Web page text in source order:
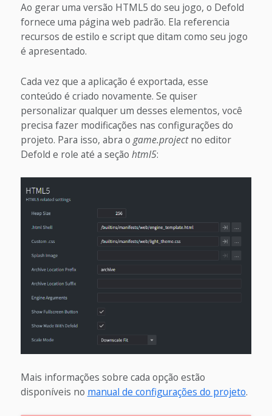
Ao gerar uma versão HTML5 do seu jogo, o Defold
fornece uma página web padrão. Ela referencia
recursos de estilo e script que ditam como seu jogo
é apresentado.
Cada vez que a aplicação é exportada, esse
conteúdo é criado novamente. Se quiser
personalizar qualquer um desses elementos, você
precisa fazer modificações nas configurações do
projeto. Para isso, abra o game.projectno editor
Defold e role até a seção html5:
Mais informações sobre cada opção estão
disponíveis no manual de configurações do projeto.